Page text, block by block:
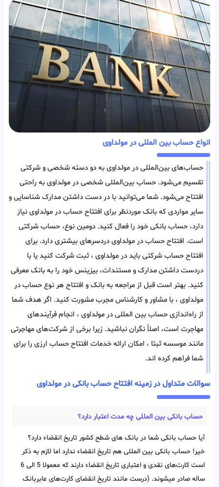
انواع حساب بین المللی در مولداوی
حساب‌های بین‌المللی در مولداوی به دو دسته شخصی و شرکتی
تقسیم می‌شود. حساب بین‌المللی شخصی در مولداوی به راحتی
افتتاح می‌شود. شما می‌توانید با در دست داشتن مدارک شناسایی و
سایر مواردی که بانک مورد‌نظر برای افتتاح حساب در مولداوی نیاز
دارد، حساب بانکی خود را فعال کنید. دومین نوع، حساب شرکتی
است. افتتاح حساب در مولداوی دردسر‌های بیشتری دارد. برای
افتتاح حساب شرکتی باید در مولداوی ، ثبت شرکت کنید یا با
در‌دست داشتن مدارک و مستندات، بیزینس خود را به بانک معرفی
کنید. بهتر است قبل از مراجعه به بانک و افتتاح هر‌ نوع حساب در
مولداوی ، با مشاور و کارشناس مجرب مشورت کنید. اگر هدف شما
از راه‌اندازی حساب بین المللی در مولداوی ، انجام فرآیند‌های
مهاجرت است، اصلاً نگران نباشید. زیرا برخی از شرکت‌های مهاجرتی
مانند موسسه ثبتا ، امکان ارائه خدمات افتتاح حساب ارزی را برای
شما فراهم کرده اند.
سوالات متداول در زمینه افتتاح حساب بانکی در مولداوی
حساب بانکی بین‌ المللی چه مدت اعتبار دارد؟
آیا حساب بانکی شما در بانک های شطح کشور تاریخ انقضاء دارد؟
خیر! حساب بانکی بین‌ المللی هم تاریخ انقضاء ندارد اما لازم به ذکر
است کارت‌های نقدی و اعتباری تاریخ انقضاء دارند که معمولا 5 الی 6
ساله صادر میشوند. (درست مانند تاریخ انقضای کارت‌های عابربانک